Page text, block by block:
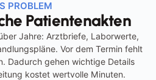
PROBLEM
Patientenakten
Jahre: Arztbriefe, Laborwerte,
Vor dem Termin fehlt
Dadurch gehen wichtige Details
kostet wertvolle Minuten.